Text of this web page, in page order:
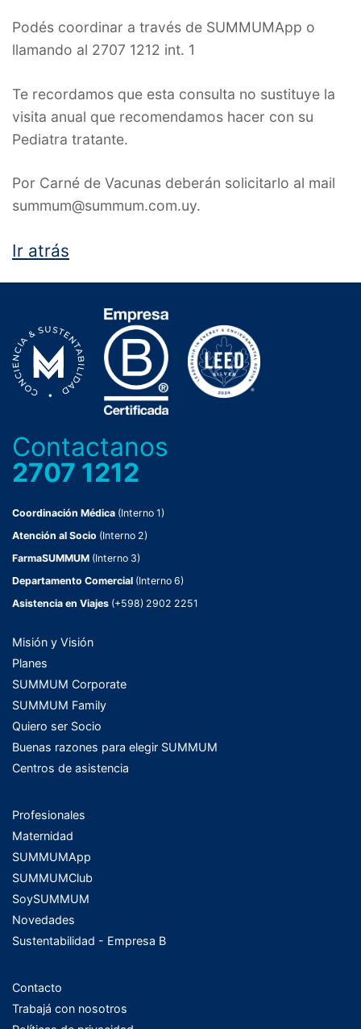
Podés coordinar a través de SUMMUMApp o
llamando al 2707 1212 int. 1
Te recordamos que esta consulta no sustituye la
visita anual que recomendamos hacer con su
Pediatra tratante.
Por Carné de Vacunas deberán solicitarlo al mail
summum@summum.com.uy.
Ir atrás
Contactanos
2707 1212
Coordinación Médica (Interno 1)
Atención al Socio (Interno 2)
FarmaSUMMUM (Interno 3)
Departamento Comercial (Interno 6)
Asistencia en Viajes (+598) 2902 2251
Misión y Visión
Planes
SUMMUM Corporate
SUMMUM Family
Quiero ser Socio
Buenas razones para elegir SUMMUM
Centros de asistencia
Profesionales
Maternidad
SUMMUMApp
SUMMUMClub
SoySUMMUM
Novedades
Sustentabilidad - Empresa B
Contacto
Trabajá con nosotros